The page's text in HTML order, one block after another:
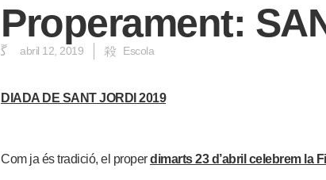
Properament:
abril 12, 2019 Escola
DIADA DE SANT JORDI 2019
Com ja és tradició, el properdimarts 23 d’abril celebrem la